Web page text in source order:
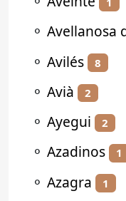
⚬ Avellanosa
⚬ Avilés 8
⚬ Avià 2
⚬ Ayegui 2
⚬ Azadinos 1
⚬ Azagra 1